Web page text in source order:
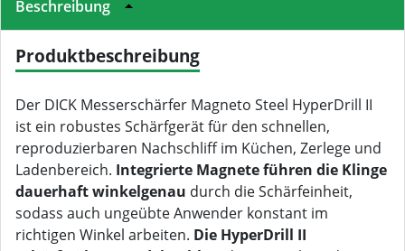
Beschreibung
Produktbeschreibung
Der DICK Messerschärfer Magneto Steel HyperDrill II
ist ein robustes Schärfgerät für den schnellen,
reproduzierbaren Nachschliff im Küchen, Zerlege und
Ladenbereich. Integrierte Magnete führen die Klinge
dauerhaft winkelgenau durch die Schärfeinheit,
sodass auch ungeübte Anwender konstant im
richtigen Winkel arbeiten. Die HyperDrill II